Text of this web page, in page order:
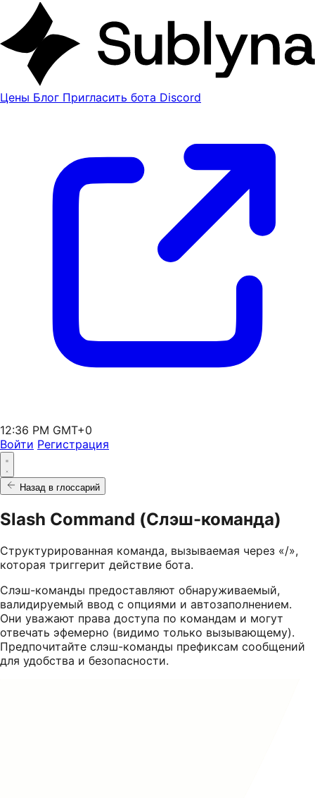
Цены Блог Пригласить бота Discord
12:36 PM GMT+0
Войти Регистрация
Назад в глоссарий
Slash Command (Слэш-команда)
Структурированная команда, вызываемая через «/»,
которая триггерит действие бота.
Слэш-команды предоставляют обнаруживаемый,
валидируемый ввод с опциями и автозаполнением.
Они уважают права доступа по командам и могут
отвечать эфемерно (видимо только вызывающему).
Предпочитайте слэш-команды префиксам сообщений
для удобства и безопасности.